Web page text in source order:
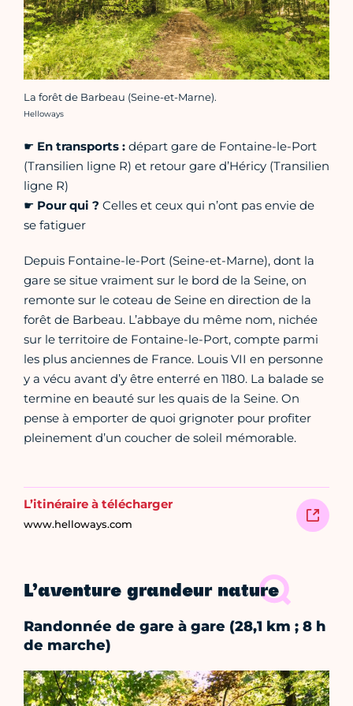
La forêt de Barbeau (Seine-et-Marne).
Crédit photo :
Helloways
☛ En transports : départ gare de Fontaine-le-Port
(Transilien ligne R) et retour gare d’Héricy (Transilien
ligne R)
☛ Pour qui ? Celles et ceux qui n’ont pas envie de
se fatiguer
Depuis Fontaine-le-Port (Seine-et-Marne), dont la
gare se situe vraiment sur le bord de la Seine, on
remonte sur le coteau de Seine en direction de la
forêt de Barbeau. L’abbaye du même nom, nichée
sur le territoire de Fontaine-le-Port, compte parmi
les plus anciennes de France. Louis VII en personne
y a vécu avant d’y être enterré en 1180. La balade se
termine en beauté sur les quais de la Seine. On
pense à emporter de quoi grignoter pour profiter
pleinement d’un coucher de soleil mémorable.
L’itinéraire à télécharger
www.helloways.com
L’aventure grandeur nature
Randonnée de gare à gare (28,1 km ; 8 h
de marche)